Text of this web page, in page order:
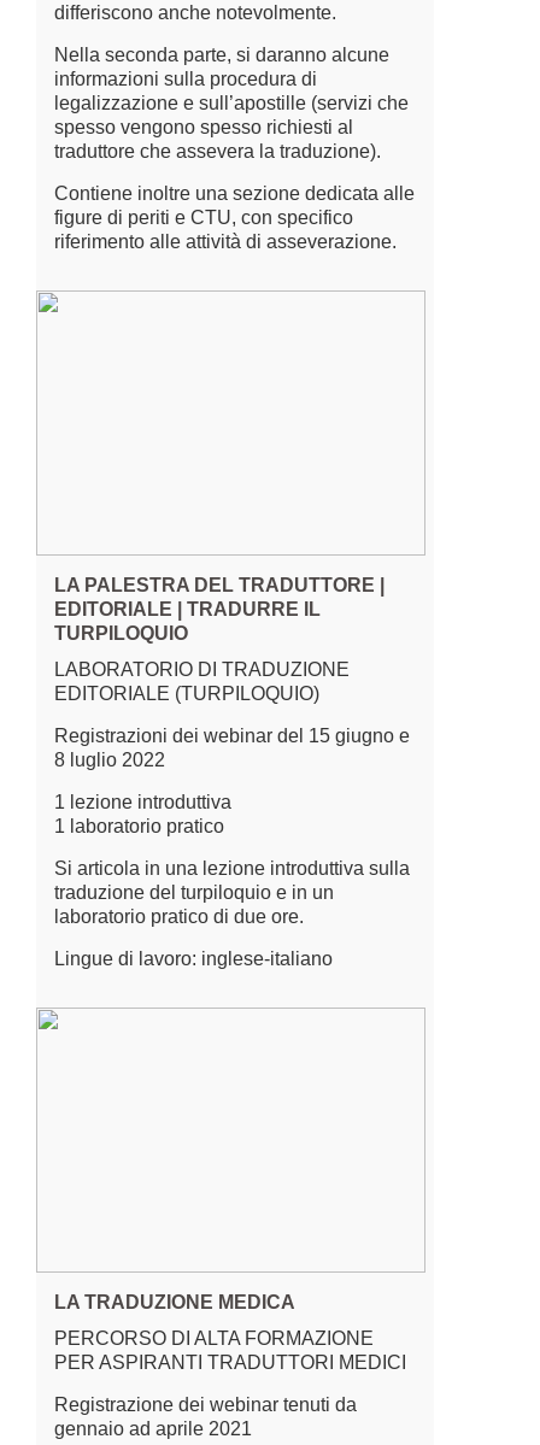
differiscono anche notevolmente.
Nella seconda parte, si daranno alcune
informazioni sulla procedura di
legalizzazione e sull’apostille (servizi che
spesso vengono spesso richiesti al
traduttore che assevera la traduzione).
Contiene inoltre una sezione dedicata alle
figure di periti e CTU, con specifico
riferimento alle attività di asseverazione.
LA PALESTRA DEL TRADUTTORE |
EDITORIALE | TRADURRE IL
TURPILOQUIO
LABORATORIO DI TRADUZIONE
EDITORIALE (TURPILOQUIO)
Registrazioni dei webinar del 15 giugno e
8 luglio 2022
1 lezione introduttiva
1 laboratorio pratico
Si articola in una lezione introduttiva sulla
traduzione del turpiloquio e in un
laboratorio pratico di due ore.
Lingue di lavoro: inglese-italiano
LA TRADUZIONE MEDICA
PERCORSO DI ALTA FORMAZIONE
PER ASPIRANTI TRADUTTORI MEDICI
Registrazione dei webinar tenuti da
gennaio ad aprile 2021